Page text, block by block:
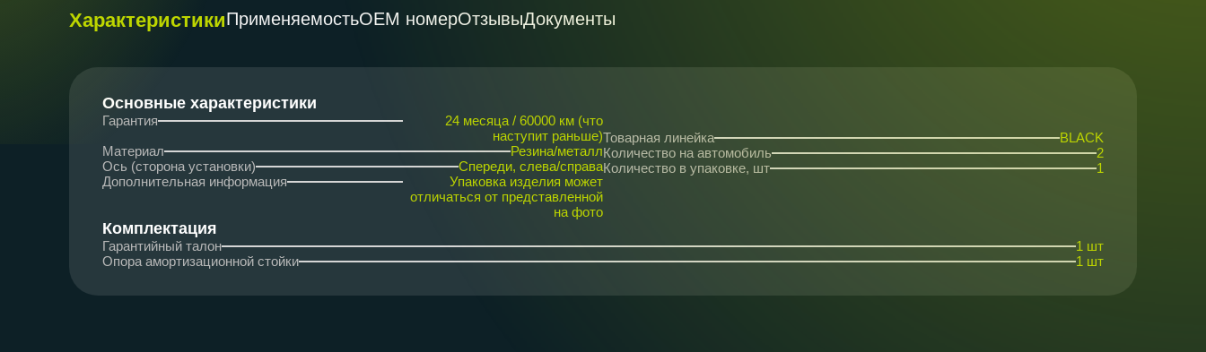
ХарактеристикиПрименяемостьОЕМ номерОтзывыДокументы
Основные характеристики
Гарантия
24 месяца / 60000 км (что
наступит раньше)
Материал
Резина/металл
Ось (сторона установки)
Спереди, слева/справа
Дополнительная информация
Упаковка изделия может
отличаться от представленной
на фото
Товарная линейка
BLACK
Количество на автомобиль
2
Количество в упаковке, шт
1
Комплектация
Гарантийный талон
1 шт
Опора амортизационной стойки
1 шт